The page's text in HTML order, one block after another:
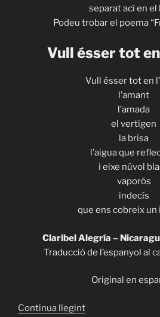
separat ací en el
Podeu trobar el poema
Vull ésser tot
Vull ésser tot en
l’amant
l’amada
el vertigen
la brisa
l’aigua que
i eixe núvol
vaporós
indecís
que ens cobreix un
Claribel Alegría –
Traducció de l’espanyol al
Original en
Continua llegint«ITHACA